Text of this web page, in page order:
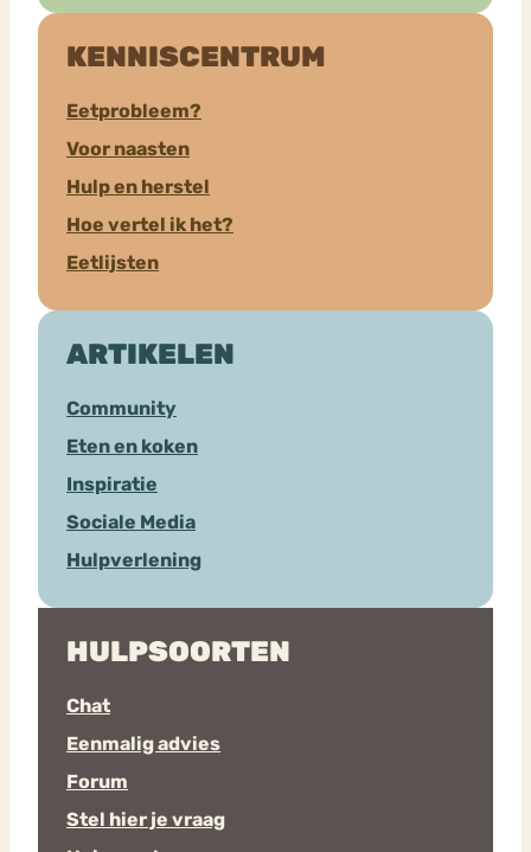
KENNISCENTRUM
Eetprobleem?
Voor naasten
Hulp en herstel
Hoe vertel ik het?
Eetlijsten
ARTIKELEN
Community
Eten en koken
Inspiratie
Sociale Media
Hulpverlening
HULPSOORTEN
Chat
Eenmalig advies
Forum
Stel hier je vraag